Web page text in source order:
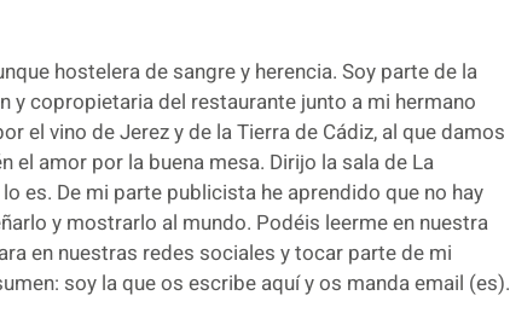
hostelera de sangre y herencia. Soy parte de la
y copropietaria del restaurante junto a mi hermano
el vino de Jerez y de la Tierra de Cádiz, al que damos
amor por la buena mesa. Dirijo la sala de La
es. De mi parte publicista he aprendido que no hay
y mostrarlo al mundo. Podéis leerme en nuestra
en nuestras redes sociales y tocar parte de mi
soy la que os escribe aquí y os manda email (es).